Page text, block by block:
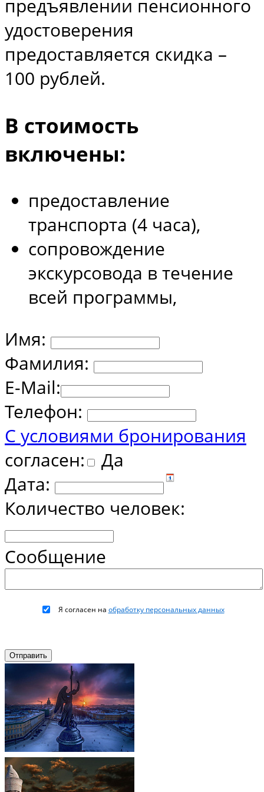
предъявлении пенсионного
удостоверения
предоставляется скидка –
100 рублей.
В стоимость
включены:
предоставление
транспорта (4 часа),
сопровождение
экскурсовода в течение
всей программы,
Имя:
Фамилия:
E-Mail:
Телефон:
С условиями бронирования
согласен:
Да
Дата:
Количество человек:
Сообщение
Я согласен на обработку персональных данных